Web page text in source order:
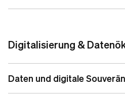
Digitalisierung &
Daten und digitale